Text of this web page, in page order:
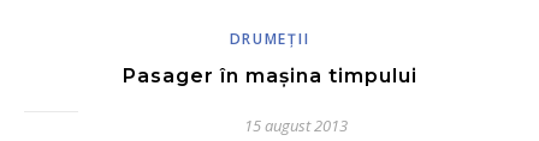
DRUMEŢII
Pasager în maşina timpului
15 august 2013